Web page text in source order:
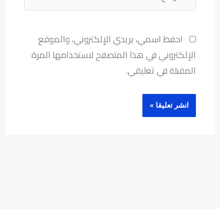
احفظ اسمي، بريدي الإلكتروني، والموقع
الإلكتروني في هذا المتصفح لاستخدامها المرة
المقبلة في تعليقي.